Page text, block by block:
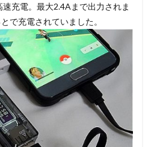
充電。最大2.4Aまで出力されま
で充電されていました。